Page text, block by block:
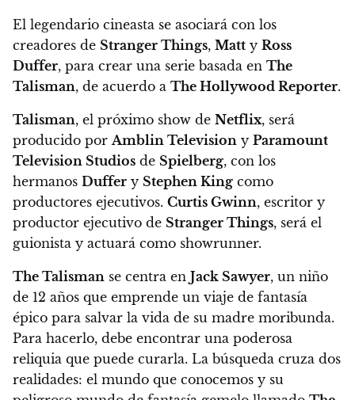
El legendario cineasta se asociará con los
creadores de Stranger Things, Matt y Ross
Duffer, para crear una serie basada en The
Talisman, de acuerdo a The Hollywood Reporter.
Talisman, el próximo show de Netflix, será
producido porAmblin Television y Paramount
Television Studios de Spielberg, con los
hermanos Duffer y Stephen King como
productores ejecutivos. Curtis Gwinn, escritor y
productor ejecutivo de Stranger Things, será el
guionista y actuará como showrunner.
The Talisman se centra en Jack Sawyer, un niño
de 12 años que emprende un viaje de fantasía
épico para salvar la vida de su madre moribunda.
Para hacerlo, debe encontrar una poderosa
reliquia que puede curarla. La búsqueda cruza dos
realidades: el mundo que conocemos y su